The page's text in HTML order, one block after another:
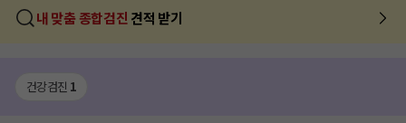
내 맞춤 종합검진 견적 받기
건강검진 1